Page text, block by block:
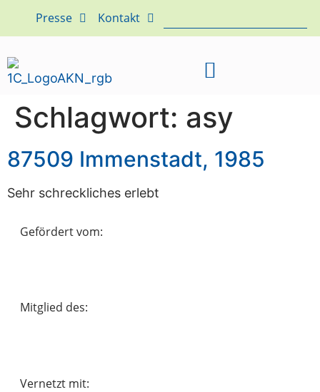
Presse Kontakt
Schlagwort: asy
87509 Immenstadt, 1985
Sehr schreckliches erlebt
Gefördert vom:
Mitglied des:
Vernetzt mit: